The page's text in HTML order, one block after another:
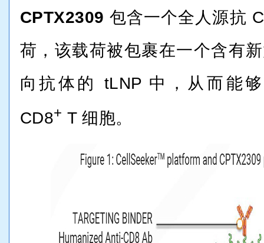
CPTX2309 包含一个全人源抗
荷，该载荷被包裹在一个含有
向抗体的 tLNP 中，从而能
CD8+ T 细胞。